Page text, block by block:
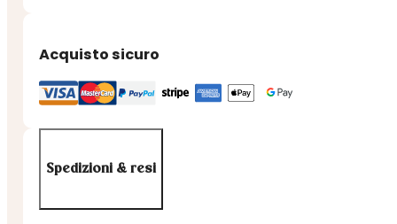
Acquisto sicuro
Spedizioni & resi